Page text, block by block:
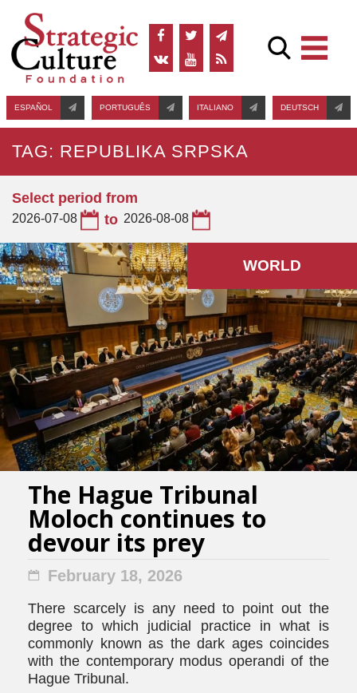
ESPAÑOL PORTUGUÊS ITALIANO DEUTSCH
TAG: REPUBLIKA SRPSKA
Select period from
2026-07-08 to 2026-08-08
WORLD
The Hague Tribunal
Moloch continues to
devour its prey
February 18, 2026
There scarcely is any need to point out the
degree to which judicial practice in what is
commonly known as the dark ages coincides
with the contemporary modus operandi of the
Hague Tribunal.